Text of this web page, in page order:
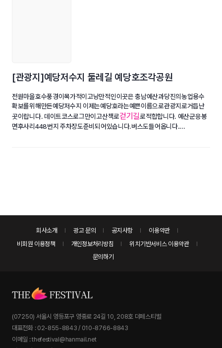
[관광지]예당저수지 둘레길 예당호조각공원
전원마을호수풍경이목가적이고낭만적인이곳은 충남예산과당진의농업용수
확보를위해만든예당저수지 이제는예당호라는예쁜이름으로관광지로거듭난
곳이랍니다. 데이트코스로그만이고산책로걷기길로적합합니다. 예산군응봉
면후사리448번지 주차장도준비되어있습니다.버스도들어옵니다....
회사소개 광고 문의 공지사항
이용약관
비회원 이용정책
개인정보처리방침
위치기반서비스 이용약관
문의하기
(07250) 서울시 영등포구 영중로 24길 10, 208호 더페스티벌
대표전화 : 02-855-8843 / 010-8766-8843
이메일 : thefestival@hanmail.net